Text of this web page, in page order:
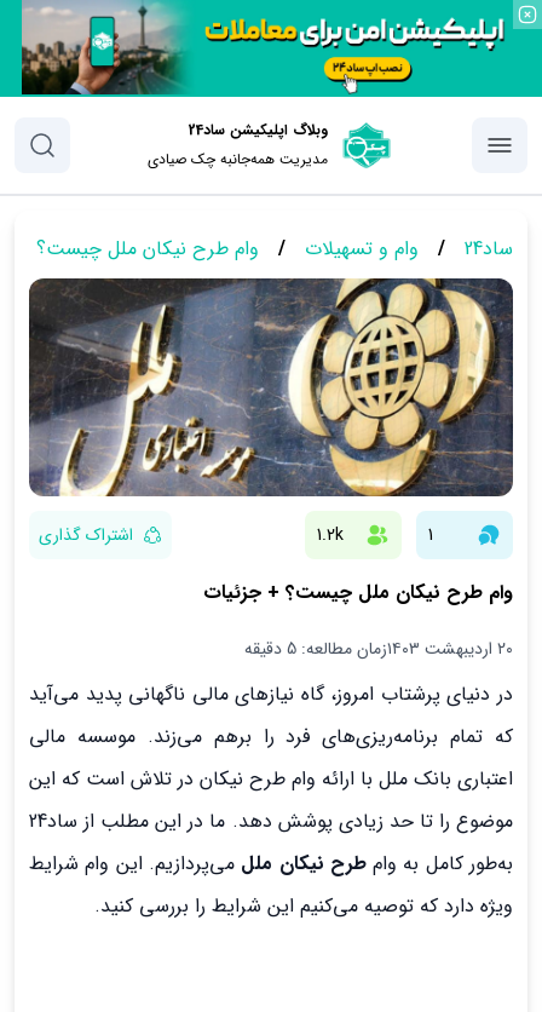
وبلاگ اپلیکیشن ساد24
مدیریت همه‌جانبه چک‌ صیادی
ساد24 / وام و تسهیلات / وام طرح نیکان ملل چیست؟ +
1
1.2k اشتراک گذاری
وام طرح نیکان ملل چیست؟ + جزئیات
۲۰ اردیبهشت ۱۴۰۳ زمان مطالعه: 5 دقیقه
در دنیای پرشتاب امروز، گاه نیازهای مالی ناگهانی پدید می‌آید
که تمام برنامه‌ریزی‌های فرد را برهم می‌زند. موسسه مالی
اعتباری بانک ملل با ارائه وام طرح نیکان در تلاش است که این
موضوع را تا حد زیادی پوشش دهد. ما در این مطلب از ساد24
به‌طور کامل به وامطرح نیکان ملل می‌پردازیم. این وام شرایط
ویژه دارد که توصیه می‌کنیم این شرایط را بررسی کنید.